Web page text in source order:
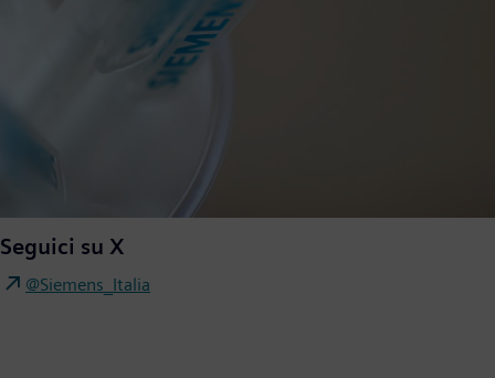
Seguici su X
@Siemens_Italia